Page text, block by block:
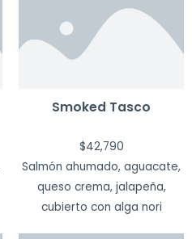
Smoked Tasco
$42,790
Salmón ahumado, aguacate,
queso crema, jalapeña,
cubierto con alga nori